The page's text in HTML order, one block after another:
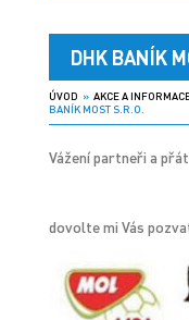
DHK BANÍK
ÚVOD » AKCE A
BANÍK MOST S.R.O.
Vážení partneři a
dovolte mi Vás